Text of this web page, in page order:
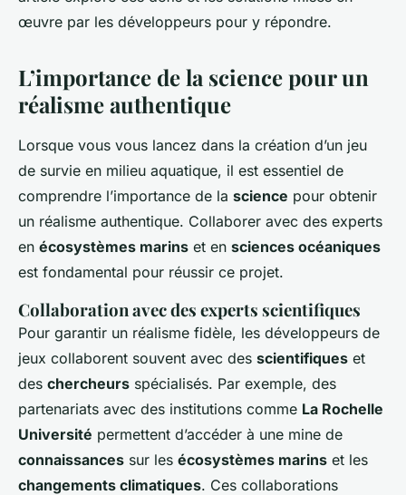
œuvre par les développeurs pour y répondre.
L’importance de la science pour un
réalisme authentique
Lorsque vous vous lancez dans la création d’un jeu
de survie en milieu aquatique, il est essentiel de
comprendre l’importance de la science pour obtenir
un réalisme authentique. Collaborer avec des experts
en écosystèmes marins et en sciences océaniques
est fondamental pour réussir ce projet.
Collaboration avec des experts scientifiques
Pour garantir un réalisme fidèle, les développeurs de
jeux collaborent souvent avec des scientifiques et
des chercheurs spécialisés. Par exemple, des
partenariats avec des institutions comme La Rochelle
Université permettent d’accéder à une mine de
connaissances sur les écosystèmes marins et les
changements climatiques. Ces collaborations